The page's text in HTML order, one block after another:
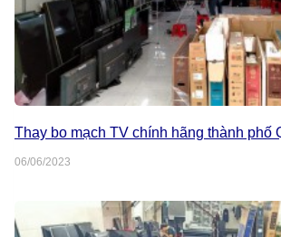
Thay bo mạch TV chính hãng thành phố
06/06/2023